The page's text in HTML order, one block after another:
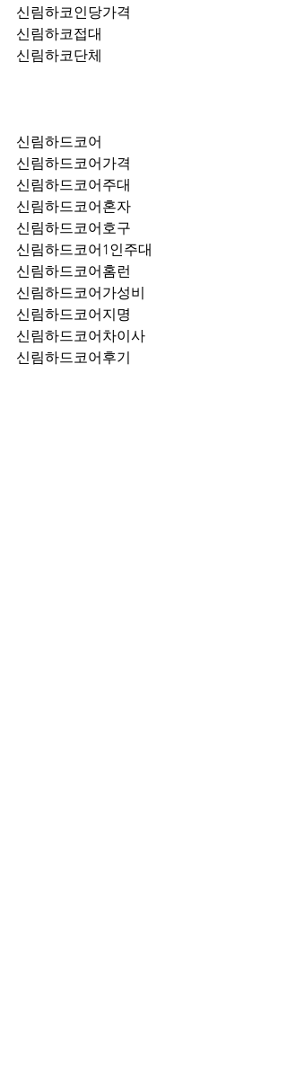
신림하코인당가격
신림하코접대
신림하코단체
신림하드코어
신림하드코어가격
신림하드코어주대
신림하드코어혼자
신림하드코어호구
신림하드코어1인주대
신림하드코어홈런
신림하드코어가성비
신림하드코어지명
신림하드코어차이사
신림하드코어후기